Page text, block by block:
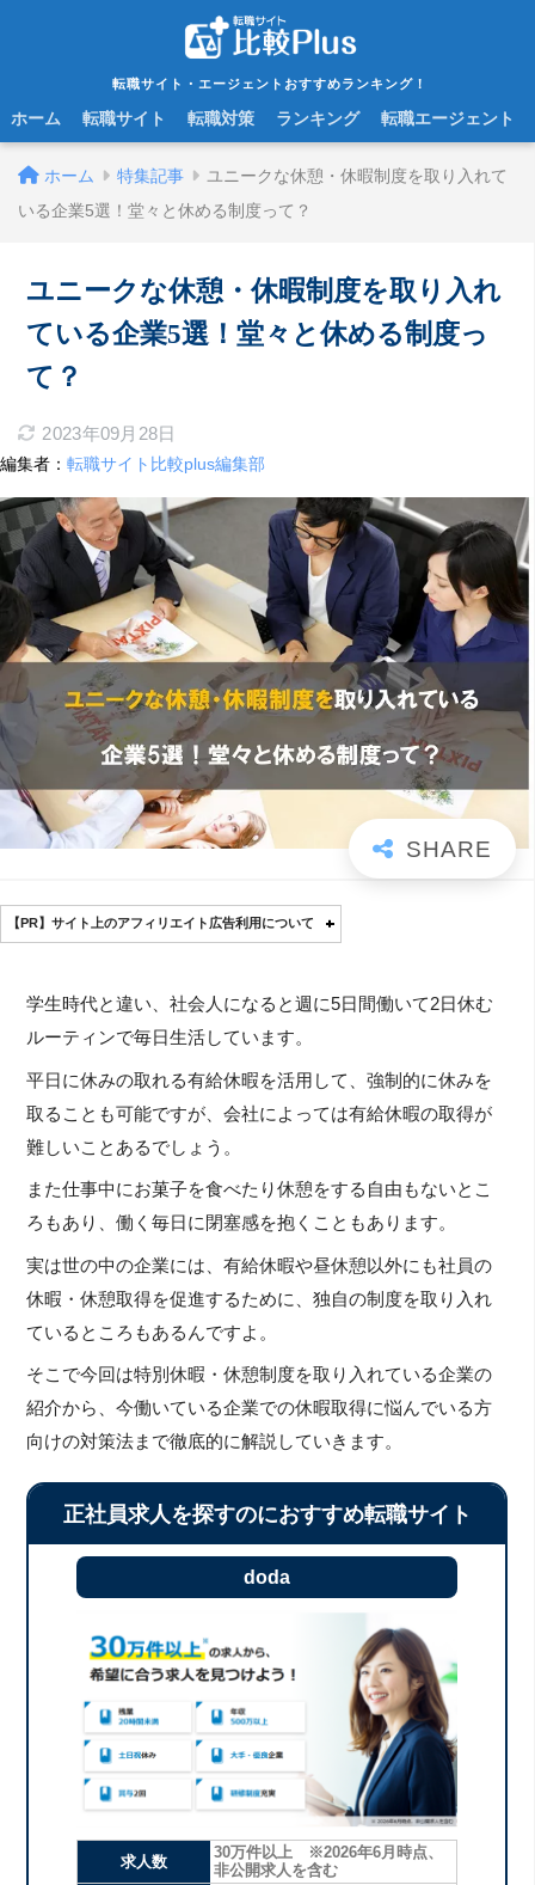
転職サイト・エージェントおすすめランキング！
ホーム 転職サイト 転職対策 ランキング 転職エージェント
ホーム 特集記事
ユニークな休憩・休暇制度を取り入れて
いる企業5選！堂々と休める制度って？
ユニークな休憩・休暇制度を取り入れ
ている企業5選！堂々と休める制度っ
て？
2023年09月28日
編集者： 転職サイト比較plus編集部
【PR】サイト上のアフィリエイト広告利用について
学生時代と違い、社会人になると週に5日間働いて2日休む
ルーティンで毎日生活しています。
平日に休みの取れる有給休暇を活用して、強制的に休みを
取ることも可能ですが、会社によっては有給休暇の取得が
難しいことあるでしょう。
また仕事中にお菓子を食べたり休憩をする自由もないとこ
ろもあり、働く毎日に閉塞感を抱くこともあります。
実は世の中の企業には、有給休暇や昼休憩以外にも社員の
休暇・休憩取得を促進するために、独自の制度を取り入れ
ているところもあるんですよ。
そこで今回は特別休暇・休憩制度を取り入れている企業の
紹介から、今働いている企業での休暇取得に悩んでいる方
向けの対策法まで徹底的に解説していきます。
正社員求人を探すのにおすすめ転職サイト
doda
求人数
30万件以上 ※2026年6月時点、
非公開求人を含む